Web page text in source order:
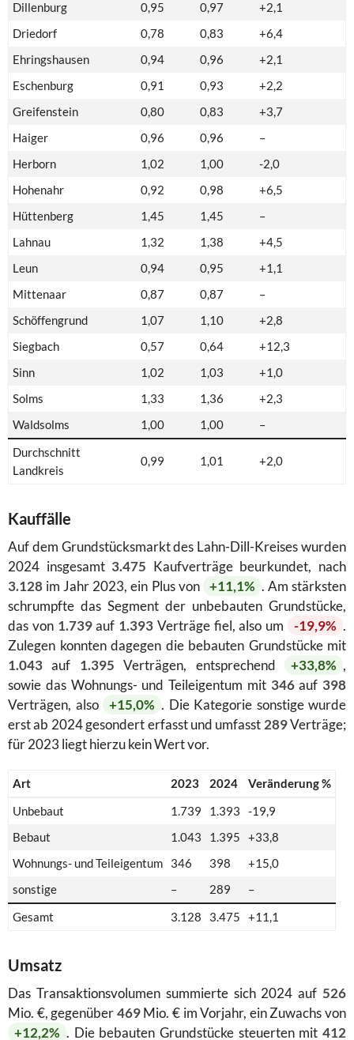
Dillenburg
0,95 0,97
+2,1
Driedorf
0,78 0,83
+6,4
Ehringshausen
0,94 0,96
+2,1
Eschenburg
0,91 0,93
+2,2
Greifenstein
0,80 0,83
+3,7
Haiger
0,96 0,96
–
Herborn
1,02 1,00
-2,0
Hohenahr
0,92 0,98
+6,5
Hüttenberg
1,45 1,45
–
Lahnau
1,32 1,38
+4,5
Leun
0,94 0,95
+1,1
Mittenaar
0,87 0,87
–
Schöffengrund
1,07 1,10
+2,8
Siegbach
0,57 0,64
+12,3
Sinn
1,02 1,03
+1,0
Solms
1,33 1,36
+2,3
Waldsolms
1,00 1,00
–
Durchschnitt
Landkreis
0,99 1,01 +2,0
Kauffälle
Auf dem Grundstücksmarkt des Lahn-Dill-Kreises wurden
2024 insgesamt 3.475 Kaufverträge beurkundet, nach
3.128 im Jahr 2023, ein Plus von +11,1% . Am stärksten
schrumpfte das Segment der unbebauten Grundstücke,
das von 1.739auf 1.393 Verträge fiel, also um -19,9% .
Zulegen konnten dagegen die bebauten Grundstücke mit
1.043 auf 1.395 Verträgen, entsprechend +33,8% ,
sowie das Wohnungs- und Teileigentum mit 346auf 398
Verträgen, also
+15,0% . Die Kategorie sonstige wurde
erst ab 2024 gesondert erfasst und umfasst 289Verträge;
für 2023 liegt hierzu kein Wert vor.
Art 2023 2024
Veränderung %
Unbebaut
1.739 1.393
-19,9
Bebaut
1.043 1.395
+33,8
Wohnungs- und Teileigentum
346 398
+15,0
sonstige
– 289
–
Gesamt
3.128 3.475 +11,1
Umsatz
Das Transaktionsvolumen summierte sich 2024 auf 526
Mio. €, gegenüber469Mio. € im Vorjahr, ein Zuwachs von
+12,2% . Die bebauten Grundstücke steuerten mit 412